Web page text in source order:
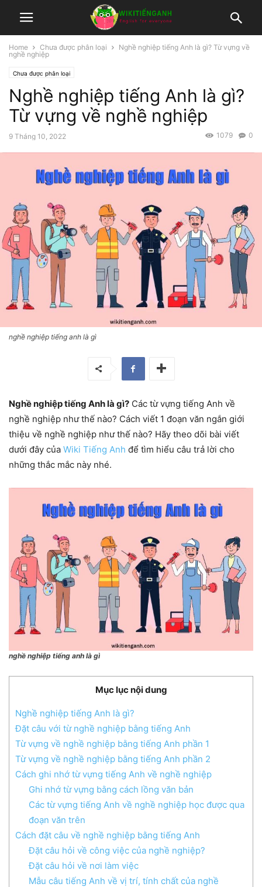
Home Chưa được phân loại
Nghề nghiệp tiếng Anh là gì? Từ vựng về
nghề nghiệp
Chưa được phân loại
Nghề nghiệp tiếng Anh là gì?
Từ vựng về nghề nghiệp
9 Tháng 10, 2022 0
1079
nghề nghiệp tiếng anh là gì
Nghề nghiệp tiếng Anh là gì? Các từ vựng tiếng Anh về
nghề nghiệp như thế nào? Cách viết 1 đoạn văn ngắn giới
thiệu về nghề nghiệp như thế nào? Hãy theo dõi bài viết
dưới đây của Wiki Tiếng Anh để tìm hiểu câu trả lời cho
những thắc mắc này nhé.
nghề nghiệp tiếng anh là gì
Mục lục nội dung
Nghề nghiệp tiếng Anh là gì?
Đặt câu với từ nghề nghiệp bằng tiếng Anh
Từ vựng về nghề nghiệp bằng tiếng Anh phần 1
Từ vựng về nghề nghiệp bằng tiếng Anh phần 2
Cách ghi nhớ từ vựng tiếng Anh về nghề nghiệp
Ghi nhớ từ vựng bằng cách lồng văn bản
Các từ vựng tiếng Anh về nghề nghiệp học được qua
đoạn văn trên
Cách đặt câu về nghề nghiệp bằng tiếng Anh
Đặt câu hỏi về công việc của nghề nghiệp?
Đặt câu hỏi về nơi làm việc
Mẫu câu tiếng Anh về vị trí, tính chất của nghề